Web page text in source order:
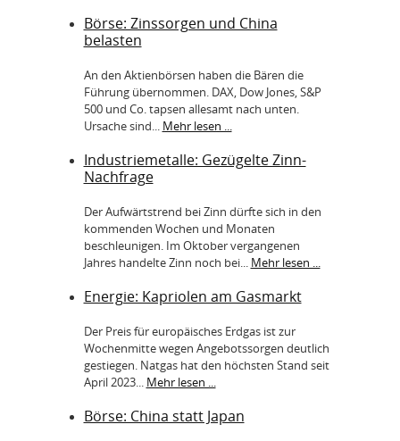
Börse: Zinssorgen und China
belasten
An den Aktienbörsen haben die Bären die
Führung übernommen. DAX, Dow Jones, S&P
500 und Co. tapsen allesamt nach unten.
Ursache sind... Mehr lesen ...
Industriemetalle: Gezügelte Zinn-
Nachfrage
Der Aufwärtstrend bei Zinn dürfte sich in den
kommenden Wochen und Monaten
beschleunigen. Im Oktober vergangenen
Jahres handelte Zinn noch bei... Mehr lesen ...
Energie: Kapriolen am Gasmarkt
Der Preis für europäisches Erdgas ist zur
Wochenmitte wegen Angebotssorgen deutlich
gestiegen. Natgas hat den höchsten Stand seit
April 2023... Mehr lesen ...
Börse: China statt Japan